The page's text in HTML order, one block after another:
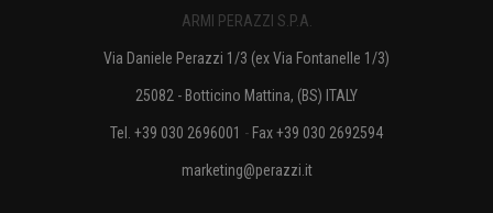
ARMI PERAZZI S.P.A.
Via Daniele Perazzi 1/3 (ex Via Fontanelle 1/3)
25082 - Botticino Mattina, (BS) ITALY
Tel. +39 030 2696001 - Fax +39 030 2692594
marketing@perazzi.it